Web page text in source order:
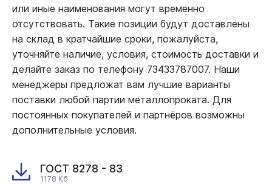
или иные наименования могут временно
отсутствовать. Такие позиции будут доставлены
на склад в кратчайшие сроки, пожалуйста,
уточняйте наличие, условия, стоимость доставки и
делайте заказ по телефону 73433787007. Наши
менеджеры предложат вам лучшие варианты
поставки любой партии металлопроката. Для
постоянных покупателей и партнёров возможны
дополнительные условия.
ГОСТ 8278 - 83
1178 Кб